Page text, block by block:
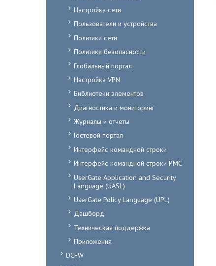
Настройка сети
Пользователи и устройства
Политики сети
Политики безопасности
Глобальный портал
Настройка VPN
Библиотеки элементов
Диагностика и мониторинг
Журналы и отчеты
Гостевой портал
Интерфейс командной строки
Интерфейс командной строки PMC
UserGate Application and Security
Language (UASL)
UserGate Policy Language (UPL)
Дашборд
Техническая поддержка
Приложения
DCFW